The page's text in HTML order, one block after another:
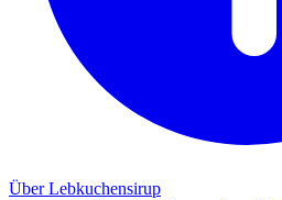
Über Lebkuchensirup